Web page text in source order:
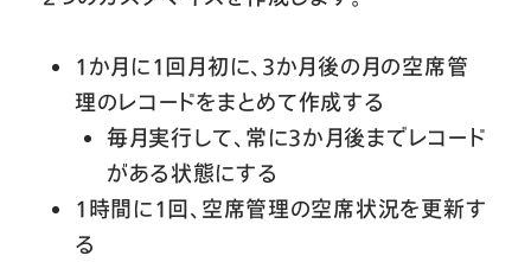
1か月に1回月初に、3か月後の月の空席管
理のレコードをまとめて作成する
毎月実行して、常に3か月後までレコード
がある状態にする
1時間に1回、空席管理の空席状況を更新す
る